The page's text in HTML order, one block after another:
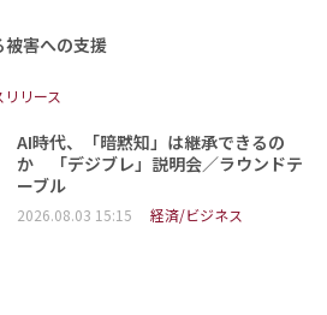
害への支援
リリース
AI時代、「暗黙知」は継承できるの
か 「デジブレ」説明会／ラウンドテ
ーブル
2026.08.03 15:15 経済/ビジネス